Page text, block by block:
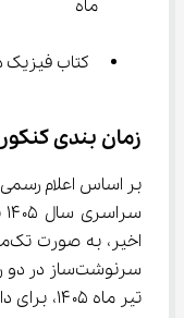
ماه
کتاب فیزیک
زمان‌ بندی کنکور سراسری ۱۴۰۵
بر اساس اعلام